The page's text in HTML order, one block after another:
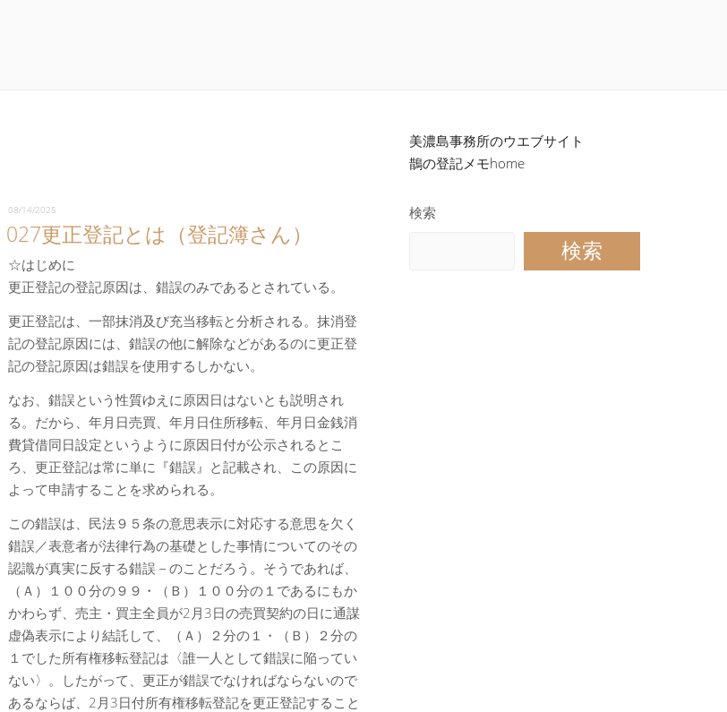
08/14/2025
027更正登記とは（登記簿さん）
☆はじめに
更正登記の登記原因は、錯誤のみであるとされている。
更正登記は、一部抹消及び充当移転と分析される。抹消登
記の登記原因には、錯誤の他に解除などがあるのに更正登
記の登記原因は錯誤を使用するしかない。
なお、錯誤という性質ゆえに原因日はないとも説明され
る。だから、年月日売買、年月日住所移転、年月日金銭消
費貸借同日設定というように原因日付が公示されるとこ
ろ、更正登記は常に単に『錯誤』と記載され、この原因に
よって申請することを求められる。
この錯誤は、民法９５条の意思表示に対応する意思を欠く
錯誤／表意者が法律行為の基礎とした事情についてのその
認識が真実に反する錯誤－のことだろう。そうであれば、
（Ａ）１００分の９９・（Ｂ）１００分の１であるにもか
かわらず、売主・買主全員が2月3日の売買契約の日に通謀
虚偽表示により結託して、（Ａ）２分の１・（Ｂ）２分の
１でした所有権移転登記は〈誰一人として錯誤に陥ってい
ない〉。したがって、更正が錯誤でなければならないので
あるならば、2月3日付所有権移転登記を更正登記すること
美濃島事務所のウエブサイト
鵲の登記メモhome
検索
検索